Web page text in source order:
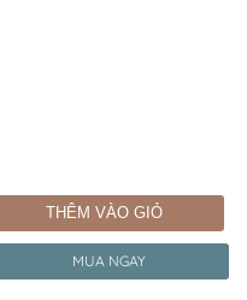
THÊM VÀO GIỎ
MUA NGAY